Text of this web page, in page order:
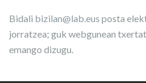
Bidali bizilan@lab.eus posta
jorratzea; guk webgunean
emango dizugu.